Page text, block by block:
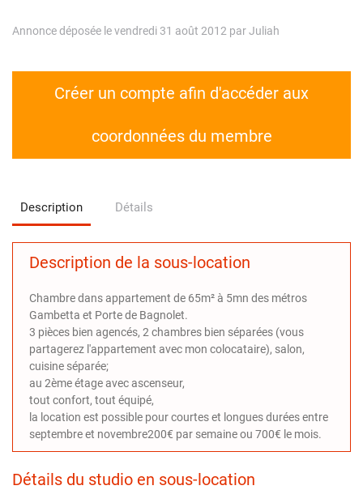
Annonce déposée le vendredi 31 août 2012 par Juliah
Créer un compte afin d'accéder aux
coordonnées du membre
Description Détails
Description de la sous-location
Chambre dans appartement de 65m² à 5mn des métros
Gambetta et Porte de Bagnolet.
3 pièces bien agencés, 2 chambres bien séparées (vous
partagerez l'appartement avec mon colocataire), salon,
cuisine séparée;
au 2ème étage avec ascenseur,
tout confort, tout équipé,
la location est possible pour courtes et longues durées entre
septembre et novembre200€ par semaine ou 700€ le mois.
Détails du studio en sous-location